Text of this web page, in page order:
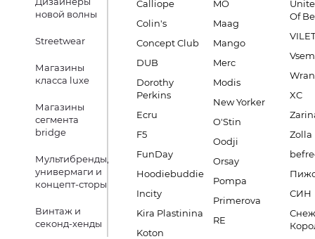
новой волны
Streetwear
Магазины
класса luxe
Магазины
сегмента
bridge
Мультибренды,
универмаги и
концепт-сторы
Винтаж и
секонд-хенды
Calliope
Colin's
Concept Club
DUB
Dorothy
Perkins
Ecru
F5
FunDay
Hoodiebuddie
Incity
Kira Plastinina
Koton
MO
Maag
Mango
Merc
Modis
New Yorker
O'Stin
Oodji
Orsay
Pompa
Primerova
RE
Of
VILET
XC
Zolla
СИН